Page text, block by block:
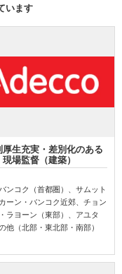
います
厚生充実・差別化のある
場監督（建築）
ンコク（首都圏）、サムット
ーン・バンコク近郊、チョン
ラヨーン（東部）、アユタ
他（北部・東北部・南部）